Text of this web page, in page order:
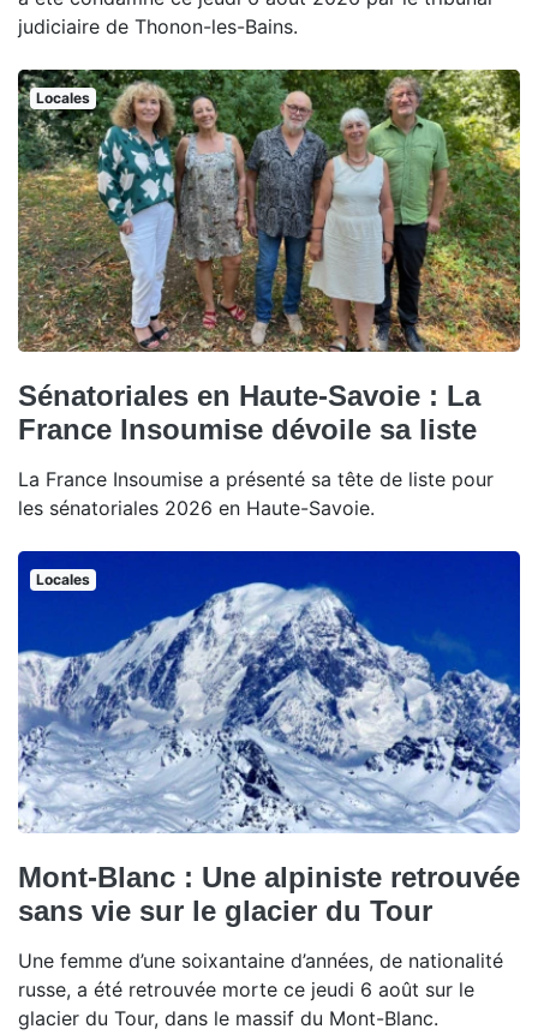
judiciaire de Thonon-les-Bains.
Locales
Sénatoriales en Haute-Savoie : La
France Insoumise dévoile sa liste
La France Insoumise a présenté sa tête de liste pour
les sénatoriales 2026 en Haute-Savoie.
Locales
Mont-Blanc : Une alpiniste retrouvée
sans vie sur le glacier du Tour
Une femme d’une soixantaine d’années, de nationalité
russe, a été retrouvée morte ce jeudi 6 août sur le
glacier du Tour, dans le massif du Mont-Blanc.